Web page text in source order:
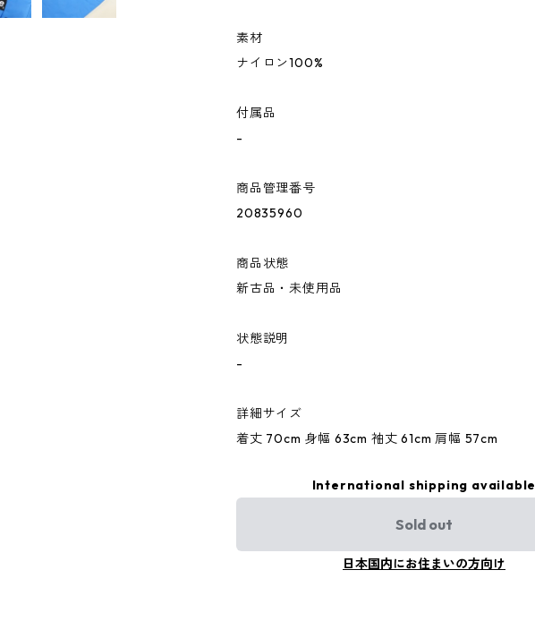
素材
ナイロン100%
付属品
-
商品管理番号
20835960
商品状態
新古品・未使用品
状態説明
-
詳細サイズ
着丈 70cm 身幅 63cm 袖丈 61cm 肩幅 57cm
International shipping available
Sold out
日本国内にお住まいの方向け